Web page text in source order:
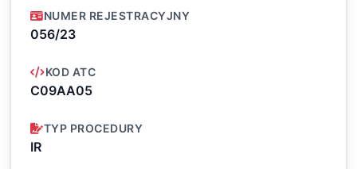
NUMER REJESTRACYJNY
056/23
KOD ATC
C09AA05
TYP PROCEDURY
IR